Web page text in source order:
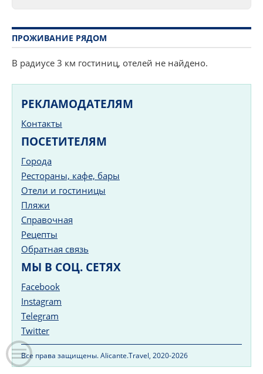
ПРОЖИВАНИЕ РЯДОМ
В радиусе 3 км гостиниц, отелей не найдено.
РЕКЛАМОДАТЕЛЯМ
Контакты
ПОСЕТИТЕЛЯМ
Города
Рестораны, кафе, бары
Отели и гостиницы
Пляжи
Справочная
Рецепты
Обратная связь
МЫ В СОЦ. СЕТЯХ
Facebook
Instagram
Telegram
Twitter
Все права защищены. Alicante.Travel, 2020-2026